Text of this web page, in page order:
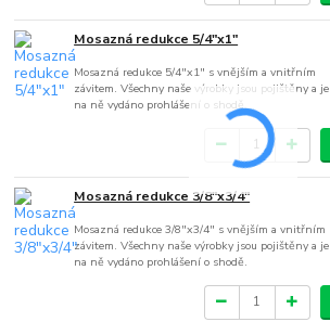
Mosazná redukce 5/4"x1"
Mosazná redukce 5/4"x1" s vnějším a vnitřním
závitem. Všechny naše výrobky jsou pojištěny a je
na ně vydáno prohlášení o shodě.
Mosazná redukce 3/8"x3/4"
Mosazná redukce 3/8"x3/4" s vnějším a vnitřním
závitem. Všechny naše výrobky jsou pojištěny a je
na ně vydáno prohlášení o shodě.